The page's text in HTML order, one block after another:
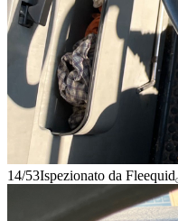
14/53Ispezionato da Fleequid